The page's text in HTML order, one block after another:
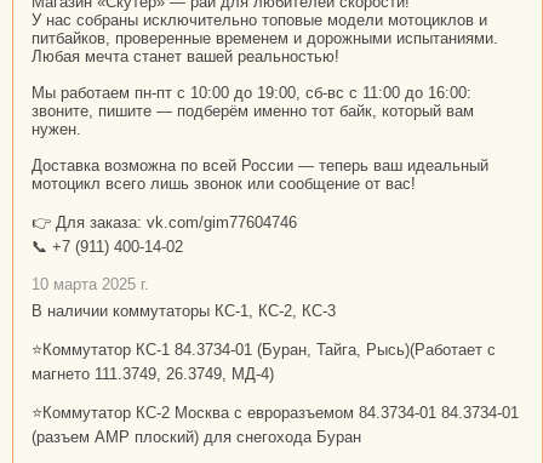
У нас собраны исключительно топовые модели мотоциклов и
питбайков, проверенные временем и дорожными испытаниями.
Любая мечта станет вашей реальностью!
Мы работаем пн-пт с 10:00 до 19:00, сб-вс с 11:00 до 16:00:
звоните, пишите — подберём именно тот байк, который вам
нужен.
Доставка возможна по всей России — теперь ваш идеальный
мотоцикл всего лишь звонок или сообщение от вас!
👉 Для заказа: vk.com/gim77604746
📞 +7 (911) 400-14-02
10 марта 2025 г.
В наличии коммутаторы КС-1, КС-2, КС-3
⭐Коммутатор КС-1 84.3734-01 (Буран, Тайга, Рысь)(Работает с
магнето 111.3749, 26.3749, МД-4)
⭐Коммутатор КС-2 Москва с евроразъемом 84.3734-01 84.3734-01
(разъем АМР плоский) для снегохода Буран